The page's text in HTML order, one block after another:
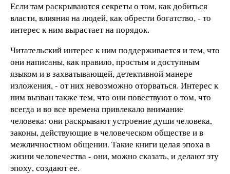
Если там раскрываются секреты о том, как добиться
власти, влияния на людей, как обрести богатство, - то
интерес к ним вырастает на порядок.
Читательский интерес к ним поддерживается и тем, что
они написаны, как правило, простым и доступным
языком и в захватывающей, детективной манере
изложения, - от них невозможно оторваться. Интерес к
ним вызван также тем, что они повествуют о том, что
всегда и во все времена привлекало внимание
человека: они раскрывают устроение души человека,
законы, действующие в человеческом обществе и в
межличностном общении. Такие книги целая эпоха в
жизни человечества - они, можно сказать, и делают эту
эпоху, создают ее.